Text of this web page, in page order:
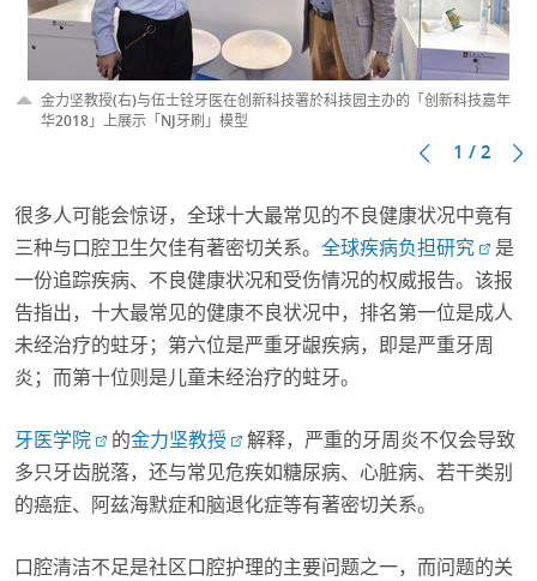
金力坚教授(右)与伍士铨牙医在创新科技署於科技园主办的「创新科技嘉年
华2018」上展示「NJ牙刷」模型
1 / 2
很多人可能会惊讶，全球十大最常见的不良健康状况中竟有
三种与口腔卫生欠佳有著密切关系。 全球疾病负担研究
是
一份追踪疾病、不良健康状况和受伤情况的权威报告。该报
告指出，十大最常见的健康不良状况中，排名第一位是成人
未经治疗的蛀牙；第六位是严重牙龈疾病，即是严重牙周
炎；而第十位则是儿童未经治疗的蛀牙。
牙医学院 的金力坚教授
解释，严重的牙周炎不仅会导致
多只牙齿脱落，还与常见危疾如糖尿病、心脏病、若干类别
的癌症、阿兹海默症和脑退化症等有著密切关系。
口腔清洁不足是社区口腔护理的主要问题之一，而问题的关